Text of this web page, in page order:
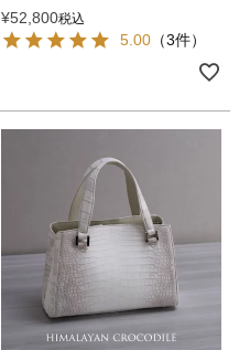
¥52,800税込
5.00 （3件）